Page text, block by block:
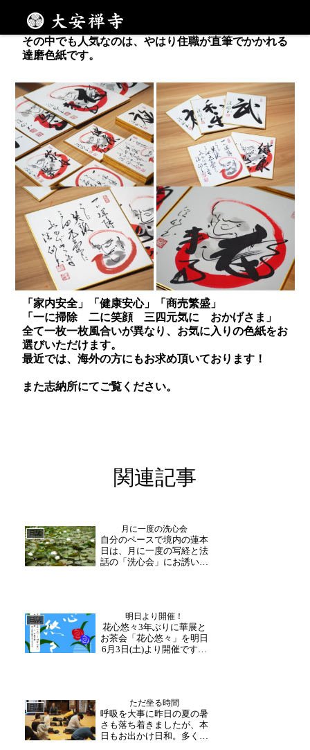
志納所には、オリジナルのお守りの他に、お香や御朱
印帳などご用意しております。
その中でも人気なのは、やはり住職が直筆でかかれる
達磨色紙です。
「家内安全」「健康安心」「商売繁盛」
「一に掃除 二に笑顔 三四元気に おかげさま」
全て一枚一枚風合いが異なり、お気に入りの色紙をお
選びいただけます。
最近では、海外の方にもお求め頂いております！
また志納所にてご覧ください。
関連記事
日誌 月に一度の洗心会
自分のペースで境内の蓮本
日は、月に一度の写経と法
話の「洗心会」にお誘い合
てきて、早くなりそうな筆
運びに気をつけて、字に集
中するひと時を過ごされ
ま...
日誌 明日より開催！
花心悠々3年ぶりに華展と
お茶会「花心悠々」を明日
6月3日(土)より開催です！
後から生け込み・準備を進
めて下さいました。水盆や
伸び伸びとし...
日誌 ただ坐る時間
呼吸を大事に昨日の夏の暑
さも落ち着きましたが、本
日もお出かけ日和。多くの